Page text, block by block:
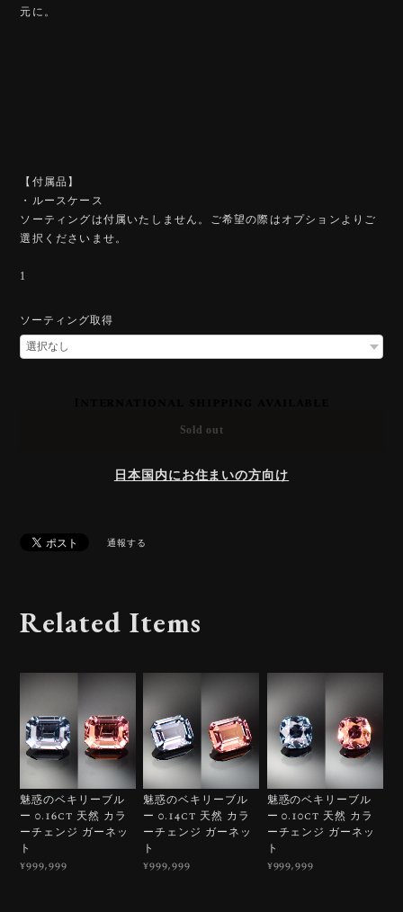
元に。
【付属品】
・ルースケース
ソーティングは付属いたしません。ご希望の際はオプションよりご
選択くださいませ。
1
ソーティング取得
Sold out
日本国内にお住まいの方向け
通報する
Related Items
魅惑のベキリーブル
ー 0.16ct 天然 カラ
ーチェンジ ガーネッ
ト
¥999,999
魅惑のベキリーブル
ー 0.14ct 天然 カラ
ーチェンジ ガーネッ
ト
¥999,999
魅惑のベキリーブル
ー 0.10ct 天然 カラ
ーチェンジ ガーネッ
ト
¥999,999